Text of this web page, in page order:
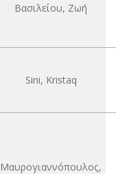
Βασιλείου, Ζωή
Sini, Kristaq
Μαυρογιαννόπουλος,